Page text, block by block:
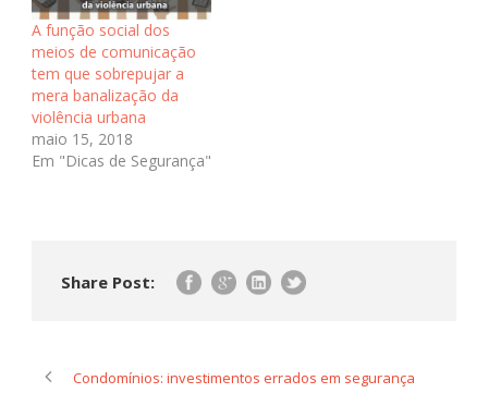
A função social dos
meios de comunicação
tem que sobrepujar a
mera banalização da
violência urbana
maio 15, 2018
Em "Dicas de Segurança"
Share Post:
Condomínios: investimentos errados em segurança